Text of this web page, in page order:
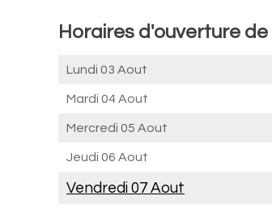
Horaires d'ouverture
Lundi 03 Aout
Mardi 04 Aout
Mercredi 05 Aout
Jeudi 06 Aout
Vendredi 07 Aout